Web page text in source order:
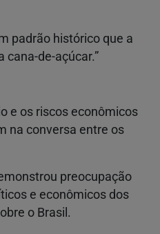
padrão histórico que a
cana-de-açúcar.”
e os riscos econômicos
na conversa entre os
preocupação
e econômicos dos
o Brasil.